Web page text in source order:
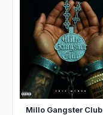
Millo Gangster Club